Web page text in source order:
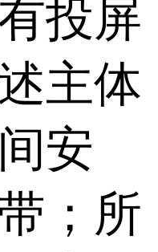
投屏
主体
安
；所